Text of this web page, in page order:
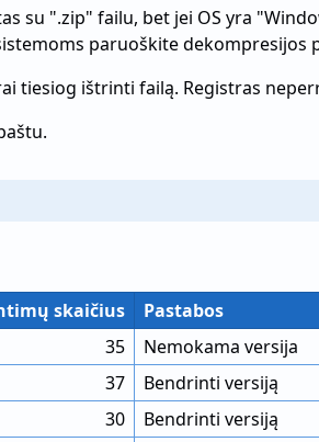
su ".zip" failu, bet jei OS yra
paruoškite dekompresijos
tiesiog ištrinti failą. Registras
skaičius
Pastabos
35
Nemokama versija
37
Bendrinti versiją
30
Bendrinti versiją